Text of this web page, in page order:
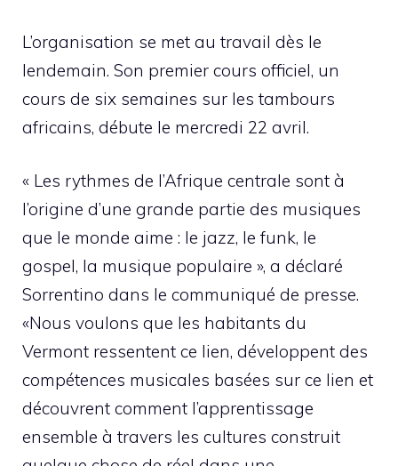
L’organisation se met au travail dès le
lendemain. Son premier cours officiel, un
cours de six semaines sur les tambours
africains, débute le mercredi 22 avril.
« Les rythmes de l’Afrique centrale sont à
l’origine d’une grande partie des musiques
que le monde aime : le jazz, le funk, le
gospel, la musique populaire », a déclaré
Sorrentino dans le communiqué de presse.
«Nous voulons que les habitants du
Vermont ressentent ce lien, développent des
compétences musicales basées sur ce lien et
découvrent comment l’apprentissage
ensemble à travers les cultures construit